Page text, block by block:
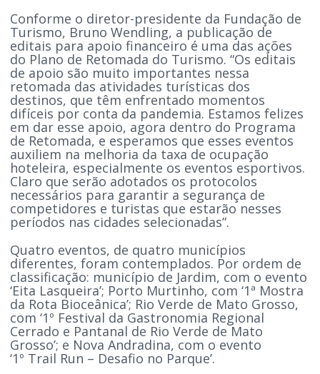
Conforme o diretor-presidente da Fundação de
Turismo, Bruno Wendling, a publicação de
editais para apoio financeiro é uma das ações
do Plano de Retomada do Turismo. “Os editais
de apoio são muito importantes nessa
retomada das atividades turísticas dos
destinos, que têm enfrentado momentos
difíceis por conta da pandemia. Estamos felizes
em dar esse apoio, agora dentro do Programa
de Retomada, e esperamos que esses eventos
auxiliem na melhoria da taxa de ocupação
hoteleira, especialmente os eventos esportivos.
Claro que serão adotados os protocolos
necessários para garantir a segurança de
competidores e turistas que estarão nesses
períodos nas cidades selecionadas”.
Quatro eventos, de quatro municípios
diferentes, foram contemplados. Por ordem de
classificação: município de Jardim, com o evento
‘Eita Lasqueira’; Porto Murtinho, com ‘1ª Mostra
da Rota Bioceânica’; Rio Verde de Mato Grosso,
com ‘1º Festival da Gastronomia Regional
Cerrado e Pantanal de Rio Verde de Mato
Grosso’; e Nova Andradina, com o evento
‘1º Trail Run – Desafio no Parque’.